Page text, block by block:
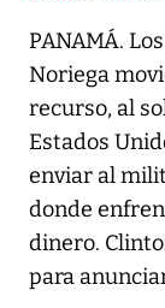
PANAMÁ.
Noriega
recurso, al
Estados
enviar al
donde
dinero.
para